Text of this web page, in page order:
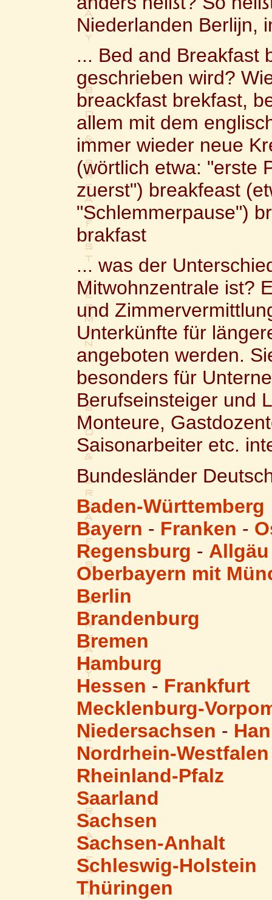
Niederlanden Berlijn,
... Bed and Breakfast
geschrieben wird?
breackfast brekfast,
allem mit dem
immer wieder neue
(wörtlich etwa: "erste
zuerst") breakfeast
"Schlemmerpause")
brakfast
... was der
Mitwohnzentrale ist?
und
Unterkünfte für
angeboten werden.
besonders für
Berufseinsteiger und
Monteure,
Saisonarbeiter etc.
Bundesländer
Baden-Württemberg
Bayern - Franken -
Regensburg -
Oberbayern mit
Berlin
Brandenburg
Bremen
Hamburg
Hessen - Frankfurt
Mecklenburg-
Niedersachsen -
Nordrhein-Westfalen
Rheinland-Pfalz
Saarland
Sachsen
Sachsen-Anhalt
Schleswig-Holstein
Thüringen